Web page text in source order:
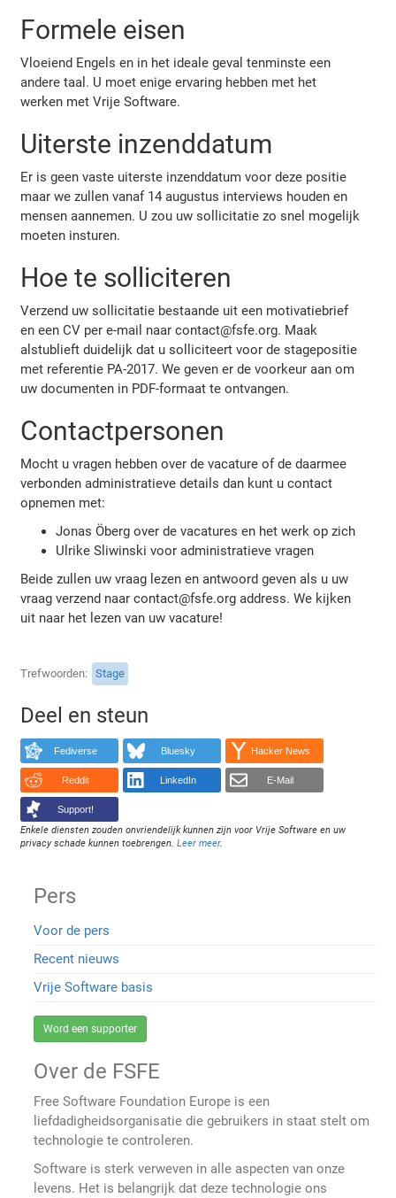
Formele eisen
Vloeiend Engels en in het ideale geval tenminste een
andere taal. U moet enige ervaring hebben met het
werken met Vrije Software.
Uiterste inzenddatum
Er is geen vaste uiterste inzenddatum voor deze positie
maar we zullen vanaf 14 augustus interviews houden en
mensen aannemen. U zou uw sollicitatie zo snel mogelijk
moeten insturen.
Hoe te solliciteren
Verzend uw sollicitatie bestaande uit een motivatiebrief
en een CV per e-mail naar contact@fsfe.org. Maak
alstublieft duidelijk dat u solliciteert voor de stagepositie
met referentie PA-2017. We geven er de voorkeur aan om
uw documenten in PDF-formaat te ontvangen.
Contactpersonen
Mocht u vragen hebben over de vacature of de daarmee
verbonden administratieve details dan kunt u contact
opnemen met:
Jonas Öberg over de vacatures en het werk op zich
Ulrike Sliwinski voor administratieve vragen
Beide zullen uw vraag lezen en antwoord geven als u uw
vraag verzend naar contact@fsfe.org address. We kijken
uit naar het lezen van uw vacature!
Trefwoorden Stage
Deel en steun
Fediverse Bluesky Hacker News
Reddit LinkedIn E-Mail
Support!
Enkele diensten zouden onvriendelijk kunnen zijn voor Vrije Software en uw
privacy schade kunnen toebrengen.Leer meer.
Pers
Voor de pers
Recent nieuws
Vrije Software basis
Word een supporter
Over de FSFE
Free Software Foundation Europe is een
liefdadigheidsorganisatie die gebruikers in staat stelt om
technologie te controleren.
Software is sterk verweven in alle aspecten van onze
levens. Het is belangrijk dat deze technologie ons